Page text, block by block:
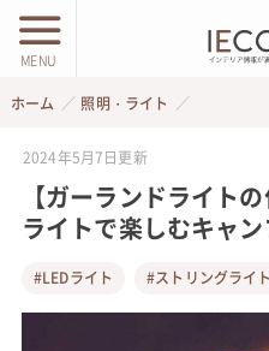
MENU
ホーム 照明・ライト
2024年5月7日更新
【ガーランドライト
ライトで楽しむキャ
#LEDライト #ストリングライト